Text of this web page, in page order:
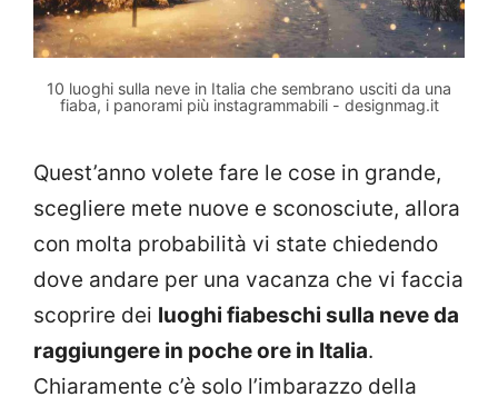
10 luoghi sulla neve in Italia che sembrano usciti da una
fiaba, i panorami più instagrammabili - designmag.it
Quest’anno volete fare le cose in grande,
scegliere mete nuove e sconosciute, allora
con molta probabilità vi state chiedendo
dove andare per una vacanza che vi faccia
scoprire dei luoghi fiabeschi sulla neve da
raggiungere in poche ore in Italia.
Chiaramente c’è solo l’imbarazzo della